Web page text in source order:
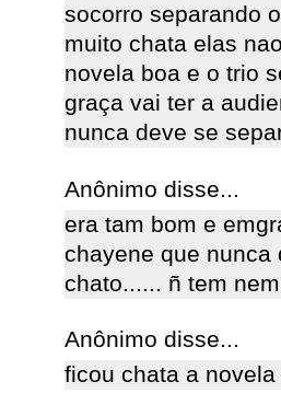
socorro separando
muito chata elas
novela boa e o trio
graça vai ter a
nunca deve se
Anônimo disse...
era tam bom e
chayene que
chato...... ñ tem
Anônimo disse...
ficou chata a novela